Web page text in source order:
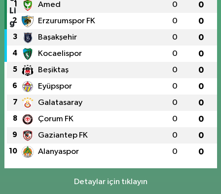
1 Amed 0 0
2 Erzurumspor FK 0 0
3 Başakşehir 0 0
4 Kocaelispor 0 0
5 Beşiktaş 0 0
6 Eyüpspor 0 0
7 Galatasaray 0 0
8 Çorum FK 0 0
9 Gaziantep FK 0 0
10 Alanyaspor 0 0
Detaylar için tıklayın